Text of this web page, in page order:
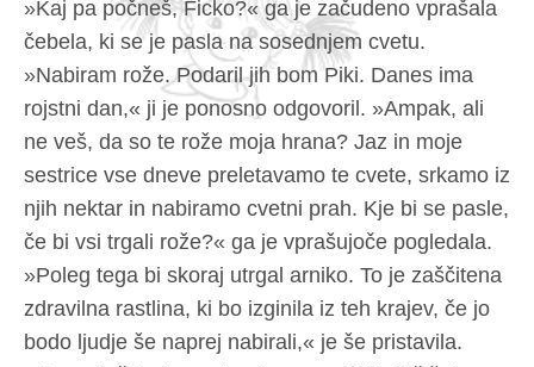
»Kaj pa počneš, Ficko?« ga je začudeno vprašala
čebela, ki se je pasla na sosednjem cvetu.
»Nabiram rože. Podaril jih bom Piki. Danes ima
rojstni dan,« ji je ponosno odgovoril. »Ampak, ali
ne veš, da so te rože moja hrana? Jaz in moje
sestrice vse dneve preletavamo te cvete, srkamo iz
njih nektar in nabiramo cvetni prah. Kje bi se pasle,
če bi vsi trgali rože?« ga je vprašujoče pogledala.
»Poleg tega bi skoraj utrgal arniko. To je zaščitena
zdravilna rastlina, ki bo izginila iz teh krajev, če jo
bodo ljudje še naprej nabirali,« je še pristavila.